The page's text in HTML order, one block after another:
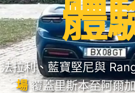
體
法拉利、藍寶堅尼與
場 覆蓋里斯本至阿爾